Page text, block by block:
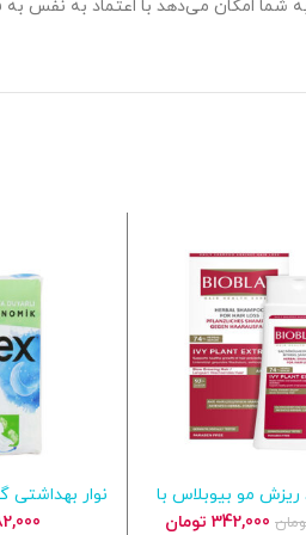
امکان می‌دهد با اعتماد به نفس به
به سبد خرید
مو بیوبلاس با
گیاه پیچک
قیمت
342,000 تومان
افزودن
نوار
شب مدل natural بسته 14 عددی